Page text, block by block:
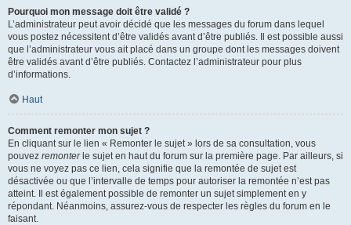
Pourquoi mon message doit être validé ?
L’administrateur peut avoir décidé que les messages du forum dans lequel
vous postez nécessitent d’être validés avant d’être publiés. Il est possible aussi
que l’administrateur vous ait placé dans un groupe dont les messages doivent
être validés avant d’être publiés. Contactez l’administrateur pour plus
d’informations.
Haut
Comment remonter mon sujet ?
En cliquant sur le lien « Remonter le sujet » lors de sa consultation, vous
pouvez remonterle sujet en haut du forum sur la première page. Par ailleurs, si
vous ne voyez pas ce lien, cela signifie que la remontée de sujet est
désactivée ou que l’intervalle de temps pour autoriser la remontée n’est pas
atteint. Il est également possible de remonter un sujet simplement en y
répondant. Néanmoins, assurez-vous de respecter les règles du forum en le
faisant.